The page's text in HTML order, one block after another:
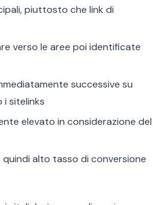
piuttosto che link di
verso le aree poi identificate
successive su
i sitelinks
elevato in considerazione del
alto tasso di conversione